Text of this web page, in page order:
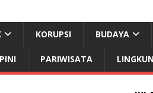
KORUPSI BUDAYA
PARIWISATA